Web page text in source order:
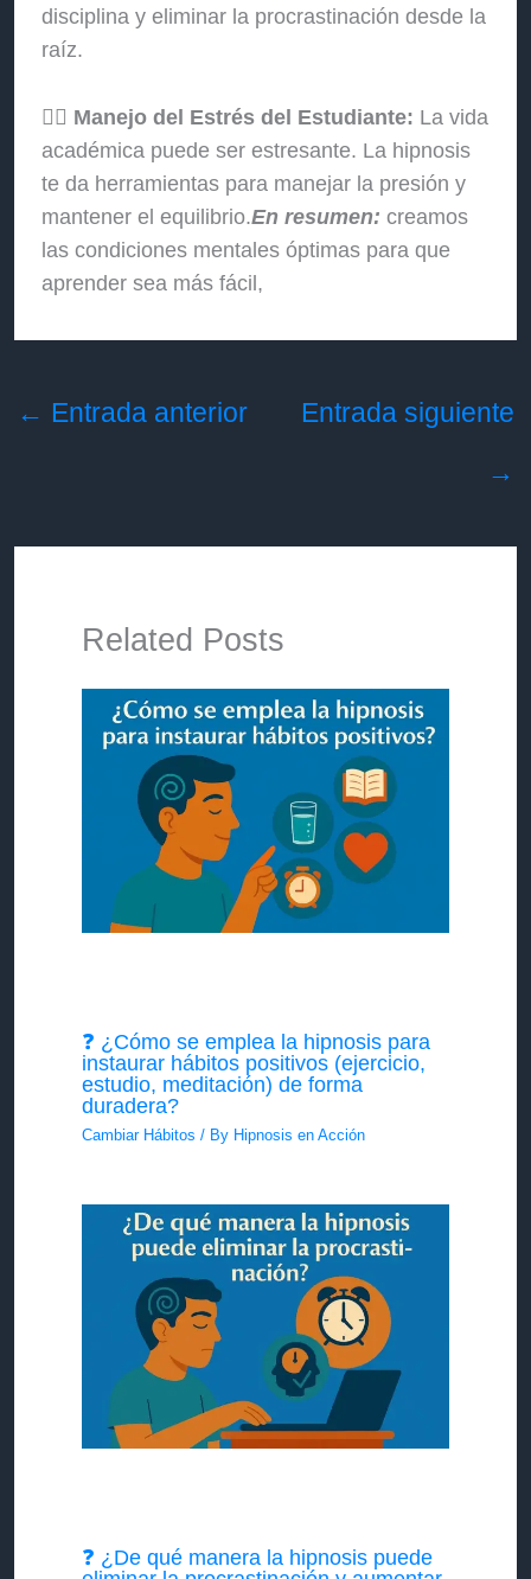
disciplina y eliminar la procrastinación desde la
raíz.
🧘‍♀️ Manejo del Estrés del Estudiante: La vida
académica puede ser estresante. La hipnosis
te da herramientas para manejar la presión y
mantener el equilibrio.En resumen: creamos
las condiciones mentales óptimas para que
aprender sea más fácil,
← Entrada anterior
Entrada siguiente
→
Related Posts
❓ ¿Cómo se emplea la hipnosis para
instaurar hábitos positivos (ejercicio,
estudio, meditación) de forma
duradera?
Cambiar Hábitos / By Hipnosis en Acción
❓ ¿De qué manera la hipnosis puede